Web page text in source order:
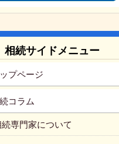
相続サイドメニュー
ップページ
コラム
続専門家について